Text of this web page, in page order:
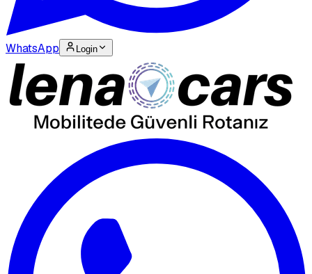
WhatsApp Login